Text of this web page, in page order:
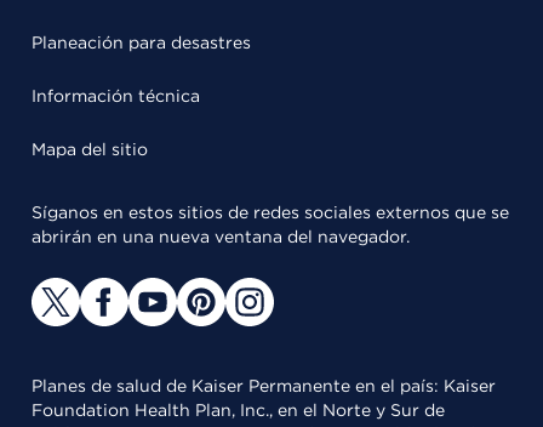
Planeación para desastres
Información técnica
Mapa del sitio
Síganos en estos sitios de redes sociales externos que se
abrirán en una nueva ventana del navegador.
Planes de salud de Kaiser Permanente en el país: Kaiser
Foundation Health Plan, Inc., en el Norte y Sur de